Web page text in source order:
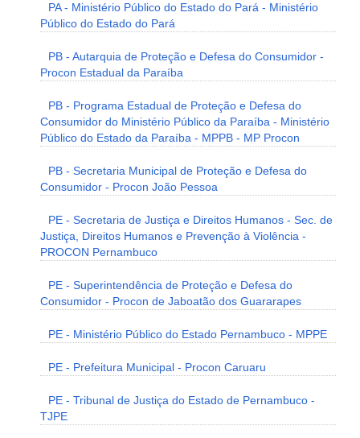
PA - Ministério Público do Estado do Pará - Ministério
Público do Estado do Pará
PB - Autarquia de Proteção e Defesa do Consumidor -
Procon Estadual da Paraíba
PB - Programa Estadual de Proteção e Defesa do
Consumidor do Ministério Público da Paraíba - Ministério
Público do Estado da Paraíba - MPPB - MP Procon
PB - Secretaria Municipal de Proteção e Defesa do
Consumidor - Procon João Pessoa
PE - Secretaria de Justiça e Direitos Humanos - Sec. de
Justiça, Direitos Humanos e Prevenção à Violência -
PROCON Pernambuco
PE - Superintendência de Proteção e Defesa do
Consumidor - Procon de Jaboatão dos Guararapes
PE - Ministério Público do Estado Pernambuco - MPPE
PE - Prefeitura Municipal - Procon Caruaru
PE - Tribunal de Justiça do Estado de Pernambuco -
TJPE